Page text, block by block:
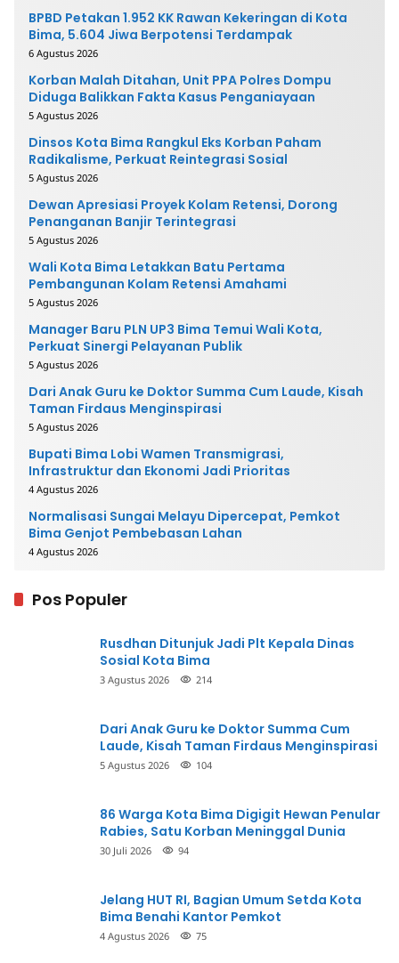
BPBD Petakan 1.952 KK Rawan Kekeringan di Kota
Bima, 5.604 Jiwa Berpotensi Terdampak
6 Agustus 2026
Korban Malah Ditahan, Unit PPA Polres Dompu
Diduga Balikkan Fakta Kasus Penganiayaan
5 Agustus 2026
Dinsos Kota Bima Rangkul Eks Korban Paham
Radikalisme, Perkuat Reintegrasi Sosial
5 Agustus 2026
Dewan Apresiasi Proyek Kolam Retensi, Dorong
Penanganan Banjir Terintegrasi
5 Agustus 2026
Wali Kota Bima Letakkan Batu Pertama
Pembangunan Kolam Retensi Amahami
5 Agustus 2026
Manager Baru PLN UP3 Bima Temui Wali Kota,
Perkuat Sinergi Pelayanan Publik
5 Agustus 2026
Dari Anak Guru ke Doktor Summa Cum Laude, Kisah
Taman Firdaus Menginspirasi
5 Agustus 2026
Bupati Bima Lobi Wamen Transmigrasi,
Infrastruktur dan Ekonomi Jadi Prioritas
4 Agustus 2026
Normalisasi Sungai Melayu Dipercepat, Pemkot
Bima Genjot Pembebasan Lahan
4 Agustus 2026
Pos Populer
Rusdhan Ditunjuk Jadi Plt Kepala Dinas
Sosial Kota Bima
3 Agustus 2026 214
Dari Anak Guru ke Doktor Summa Cum
Laude, Kisah Taman Firdaus Menginspirasi
5 Agustus 2026 104
86 Warga Kota Bima Digigit Hewan Penular
Rabies, Satu Korban Meninggal Dunia
30 Juli 2026 94
Jelang HUT RI, Bagian Umum Setda Kota
Bima Benahi Kantor Pemkot
4 Agustus 2026 75